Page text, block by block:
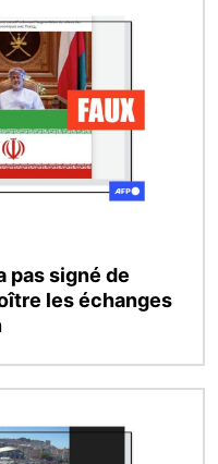
pas signé de
les échanges